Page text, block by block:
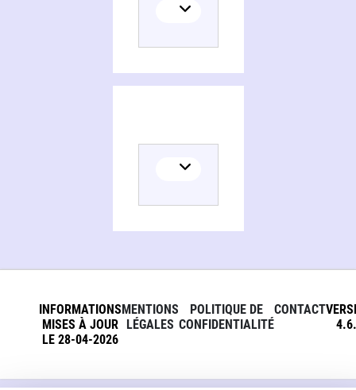
INFORMATIONS
MISES À JOUR
LE 28-04-2026
MENTIONS
LÉGALES
POLITIQUE DE
CONFIDENTIALITÉ
CONTACT